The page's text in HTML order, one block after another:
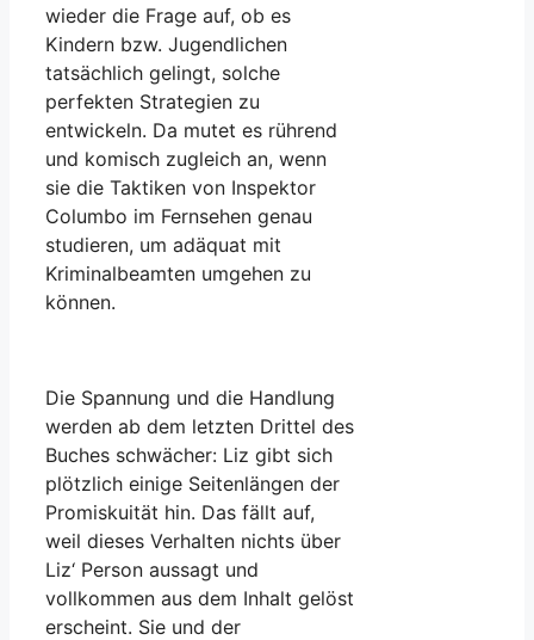
wieder die Frage auf, ob es
Kindern bzw. Jugendlichen
tatsächlich gelingt, solche
perfekten Strategien zu
entwickeln. Da mutet es rührend
und komisch zugleich an, wenn
sie die Taktiken von Inspektor
Columbo im Fernsehen genau
studieren, um adäquat mit
Kriminalbeamten umgehen zu
können.
Die Spannung und die Handlung
werden ab dem letzten Drittel des
Buches schwächer: Liz gibt sich
plötzlich einige Seitenlängen der
Promiskuität hin. Das fällt auf,
weil dieses Verhalten nichts über
Liz‘ Person aussagt und
vollkommen aus dem Inhalt gelöst
erscheint. Sie und der